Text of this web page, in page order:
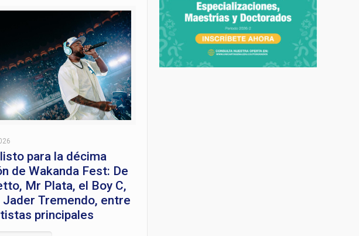
para la décima
de Wakanda Fest: De
Mr Plata, el Boy C,
Jader Tremendo, entre
principales